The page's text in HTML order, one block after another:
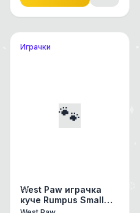
Играчки
🐾
West Paw играчка
куче Rumpus Small
6см жълто